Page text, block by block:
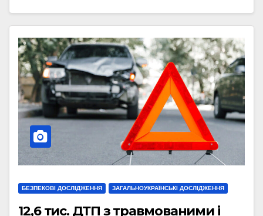
БЕЗПЕКОВІ ДОСЛІДЖЕННЯ ЗАГАЛЬНОУКРАЇНСЬКІ ДОСЛІДЖЕННЯ
12,6 тис. ДТП з травмованими і